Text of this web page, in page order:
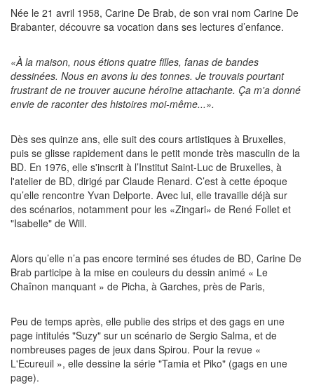
Née le 21 avril 1958, Carine De Brab, de son vrai nom Carine De
Brabanter, découvre sa vocation dans ses lectures d’enfance.
«À la maison, nous étions quatre filles, fanas de bandes
dessinées. Nous en avons lu des tonnes. Je trouvais pourtant
frustrant de ne trouver aucune héroïne attachante. Ça m'a donné
envie de raconter des histoires moi-même...».
Dès ses quinze ans, elle suit des cours artistiques à Bruxelles,
puis se glisse rapidement dans le petit monde très masculin de la
BD. En 1976, elle s'inscrit à l’Institut Saint-Luc de Bruxelles, à
l'atelier de BD, dirigé par Claude Renard. C’est à cette époque
qu’elle rencontre Yvan Delporte. Avec lui, elle travaille déjà sur
des scénarios, notamment pour les «Zingari» de René Follet et
"Isabelle" de Will.
Alors qu’elle n’a pas encore terminé ses études de BD, Carine De
Brab participe à la mise en couleurs du dessin animé « Le
Chaînon manquant » de Picha, à Garches, près de Paris,
Peu de temps après, elle publie des strips et des gags en une
page intitulés "Suzy" sur un scénario de Sergio Salma, et de
nombreuses pages de jeux dans Spirou. Pour la revue «
L'Ecureuil », elle dessine la série "Tamia et Piko" (gags en une
page).